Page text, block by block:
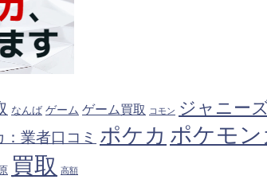
なんば ゲーム ゲーム買取 コモン ジャニー
：業者口コミ ポケカ ポケモン
買取 高額